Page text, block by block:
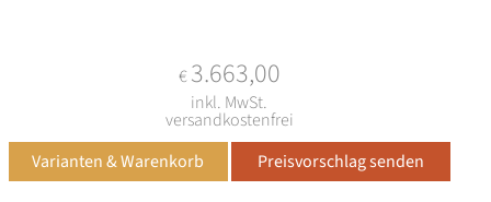
€3.663,00
inkl. MwSt.
versandkostenfrei